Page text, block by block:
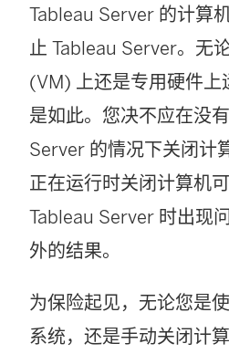
Tableau Server 的计算
止 Tableau Server。无
(VM) 上还是专用硬件上
是如此。您决不应在没
Server 的情况下关闭计
正在运行时关闭计算机
Tableau Server 时出现
外的结果。
为保险起见，无论您是
系统，还是手动关闭计